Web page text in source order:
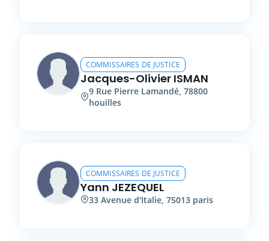
COMMISSAIRES DE JUSTICE
Jacques-Olivier ISMAN
9 Rue Pierre Lamandé, 78800
houilles
COMMISSAIRES DE JUSTICE
Yann JEZEQUEL
33 Avenue d'Italie, 75013 paris